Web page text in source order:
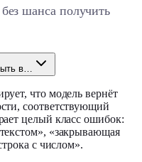
шанса получить
в…
что модель вернёт
соответствующий
целый класс ошибок:
«закрывающая
с числом».